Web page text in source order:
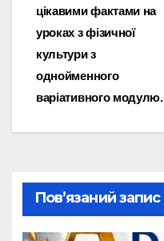
цікавими фактами на
уроках з фізичної
культури з
однойменного
варіативного модулю.
Пов’язаний запис